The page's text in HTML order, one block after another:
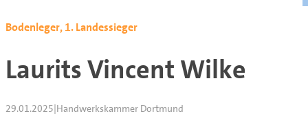
Bodenleger, 1. Landessieger
Laurits Vincent Wilke
29.01.2025|Handwerkskammer Dortmund